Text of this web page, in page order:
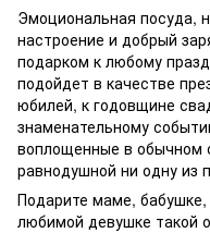
Эмоциональная посуда,
настроение и добрый
подарком к любому
подойдет в качестве
юбилей, к годовщине
знаменательному
воплощенные в обычном
равнодушной ни одну из
Подарите маме,
любимой девушке такой